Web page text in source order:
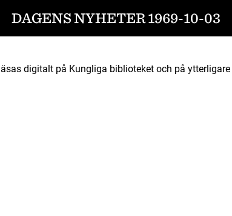
DAGENS NYHETER 1969-10-03
digitalt på Kungliga biblioteket och på